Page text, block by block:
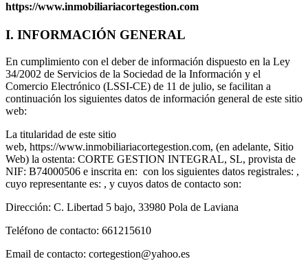
https://www.inmobiliariacortegestion.com
I. INFORMACIÓN GENERAL
En cumplimiento con el deber de información dispuesto en la Ley
34/2002 de Servicios de la Sociedad de la Información y el
Comercio Electrónico (LSSI-CE) de 11 de julio, se facilitan a
continuación los siguientes datos de información general de este sitio
web:
La titularidad de este sitio
web, https://www.inmobiliariacortegestion.com, (en adelante, Sitio
Web) la ostenta: CORTE GESTION INTEGRAL, SL, provista de
NIF: B74000506 e inscrita en: con los siguientes datos registrales: ,
cuyo representante es: , y cuyos datos de contacto son:
Dirección: C. Libertad 5 bajo, 33980 Pola de Laviana
Teléfono de contacto: 661215610
Email de contacto: cortegestion@yahoo.es